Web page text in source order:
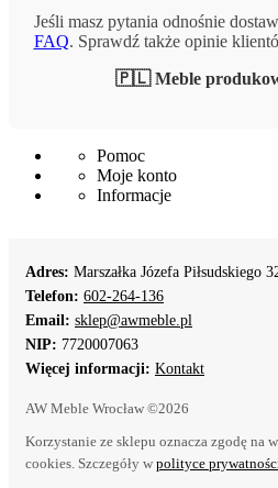
Jeśli masz pytania odnośnie
FAQ. Sprawdź także opinie
🇵🇱 Meble
Pomoc
Moje konto
Informacje
Adres: Marszałka Józefa Piłsudskiego
Telefon: 602-264-136
Email: sklep@awmeble.pl
NIP: 7720007063
Więcej informacji: Kontakt
AW Meble Wrocław ©2026
Korzystanie ze sklepu oznacza zgodę na
cookies. Szczegóły w polityce